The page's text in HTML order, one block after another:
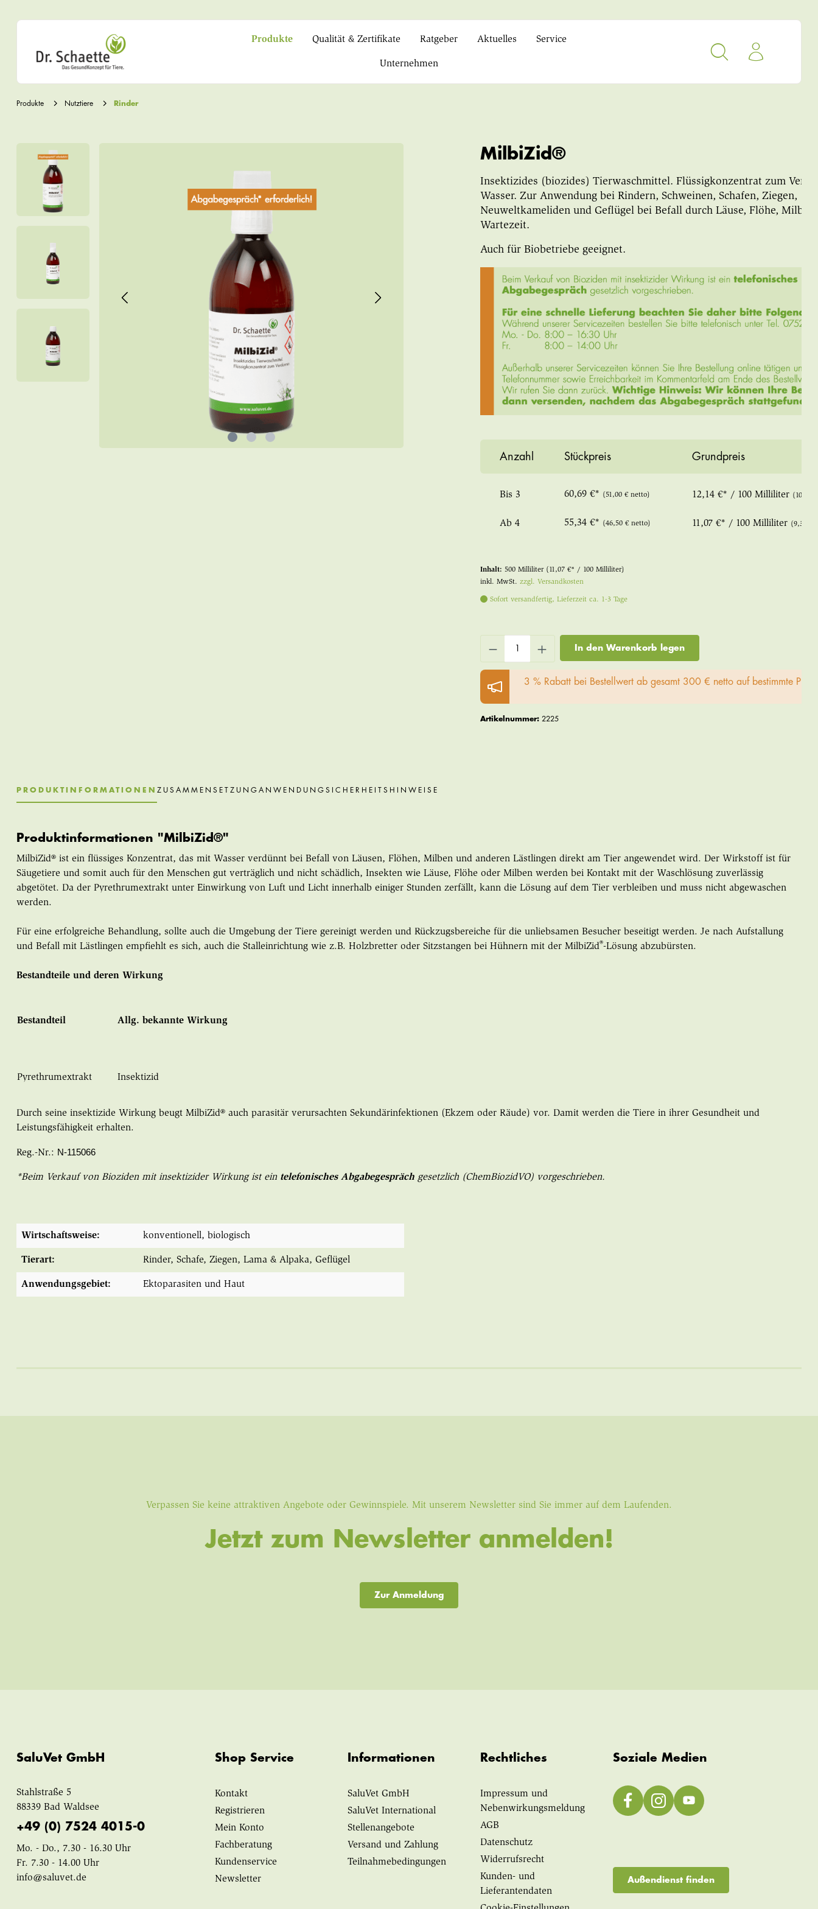
Produkte Qualität & Zertifikate Ratgeber Aktuelles Service
Unternehmen
Produkte Nutztiere Rinder
MilbiZid®
Insektizides (biozides) Tierwaschmittel. Flüssigkonzentrat zum
Wasser. Zur Anwendung bei Rindern, Schweinen, Schafen, Ziegen,
Neuweltkameliden und Geflügel bei Befall durch Läuse, Flöhe,
Wartezeit.
Auch für Biobetriebe geeignet.
Anzahl Stückpreis Grundpreis
Bis 3 60,69 €* (51,00 € netto) 12,14 €* / 100 Milliliter (10,20
Ab 4 55,34 €* (46,50 € netto) 11,07 €* / 100 Milliliter (9,30 €
Inhalt: 500 Milliliter (11,07 €* / 100 Milliliter)
inkl. MwSt. zzgl. Versandkosten
Sofort versandfertig, Lieferzeit ca. 1-3 Tage
In den Warenkorb legen
3 % Rabatt bei Bestellwert ab gesamt 300 € netto auf bestimmte
Artikelnummer: 2225
PRODUKTINFORMATIONEN ZUSAMMENSETZUNG ANWENDUNG SICHERHEITSHINWEISE
Produktinformationen "MilbiZid®"
MilbiZid® ist ein flüssiges Konzentrat, das mit Wasser verdünnt bei Befall von Läusen, Flöhen, Milben und anderen Lästlingen direkt am Tier angewendet wird. Der Wirkstoff ist für
Säugetiere und somit auch für den Menschen gut verträglich und nicht schädlich, Insekten wie Läuse, Flöhe oder Milben werden bei Kontakt mit der Waschlösung zuverlässig
abgetötet. Da der Pyrethrumextrakt unter Einwirkung von Luft und Licht innerhalb einiger Stunden zerfällt, kann die Lösung auf dem Tier verbleiben und muss nicht abgewaschen
werden.
Für eine erfolgreiche Behandlung, sollte auch die Umgebung der Tiere gereinigt werden und Rückzugsbereiche für die unliebsamen Besucher beseitigt werden. Je nach Aufstallung
und Befall mit Lästlingen empfiehlt es sich, auch die Stalleinrichtung wie z.B. Holzbretter oder Sitzstangen bei Hühnern mit der MilbiZid®-Lösung abzubürsten.
Bestandteile und deren Wirkung
Bestandteil Allg. bekannte Wirkung
Pyrethrumextrakt Insektizid
Durch seine insektizide Wirkung beugt MilbiZid® auch parasitär verursachten Sekundärinfektionen (Ekzem oder Räude) vor. Damit werden die Tiere in ihrer Gesundheit und
Leistungsfähigkeit erhalten.
Reg.-Nr.: N-115066
*Beim Verkauf von Bioziden mit insektizider Wirkung ist eintelefonisches Abgabegesprächgesetzlich (ChemBiozidVO)vorgeschrieben.
Wirtschaftsweise: konventionell, biologisch
Tierart: Rinder, Schafe, Ziegen, Lama & Alpaka, Geflügel
Anwendungsgebiet: Ektoparasiten und Haut
Verpassen Sie keine attraktiven Angebote oder Gewinnspiele. Mit unserem Newsletter sind Sie immer auf dem Laufenden.
Jetzt zum Newsletter anmelden!
Zur Anmeldung
SaluVet GmbH
Stahlstraße 5
88339 Bad Waldsee
+49 (0) 7524 4015-0
Mo. - Do., 7.30 - 16.30 Uhr
Fr. 7.30 - 14.00 Uhr
info@saluvet.de
Shop Service
Kontakt
Registrieren
Mein Konto
Fachberatung
Kundenservice
Newsletter
Informationen
SaluVet GmbH
SaluVet International
Stellenangebote
Versand und Zahlung
Teilnahmebedingungen
Rechtliches
Impressum und
Nebenwirkungsmeldung
AGB
Datenschutz
Widerrufsrecht
Kunden- und
Lieferantendaten
Soziale Medien
Außendienst finden